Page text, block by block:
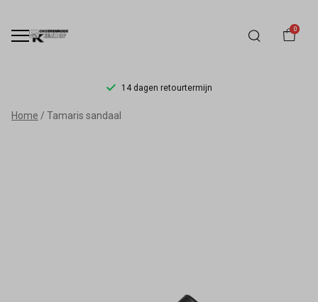
0
14 dagen retourtermijn
Tamaris
Home Tamaris sandaal